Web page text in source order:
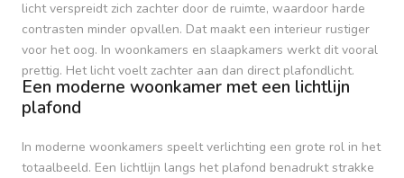
licht verspreidt zich zachter door de ruimte, waardoor harde
contrasten minder opvallen. Dat maakt een interieur rustiger
voor het oog. In woonkamers en slaapkamers werkt dit vooral
prettig. Het licht voelt zachter aan dan direct plafondlicht.
Een moderne woonkamer met een lichtlijn
plafond
In moderne woonkamers speelt verlichting een grote rol in het
totaalbeeld. Een lichtlijn langs het plafond benadrukt strakke